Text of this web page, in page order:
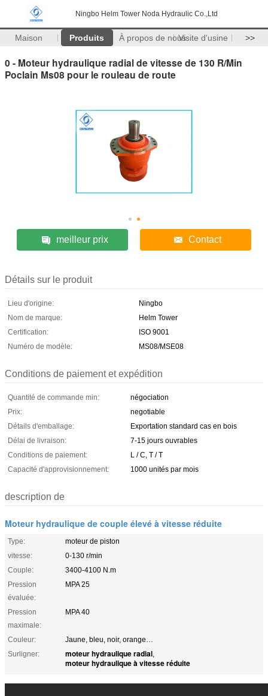
Ningbo Helm Tower Noda Hydraulic Co.,Ltd
Maison Produits À propos de nousVisite d'usine >>
0 - Moteur hydraulique radial de vitesse de 130 R/Min
Poclain Ms08 pour le rouleau de route
meilleur prix Contact
Détails sur le produit
Lieu d'origine:
Ningbo
Nom de marque:
Helm Tower
Certification:
ISO 9001
Numéro de modèle:
MS08/MSE08
Conditions de paiement et expédition
Quantité de commande min:
négociation
Prix:
negotiable
Détails d'emballage:
Exportation standard cas en bois
Délai de livraison:
7-15 jours ouvrables
Conditions de paiement:
L / C, T / T
Capacité d'approvisionnement:
1000 unités par mois
description de
Moteur hydraulique de couple élevé à vitesse réduite
Type:
moteur de piston
vitesse:
0-130 r/min
Couple:
3400-4100 N.m
Pression
évaluée:
MPA 25
Pression
maximale:
MPA 40
Couleur:
Jaune, bleu, noir, orange…
Surligner:
moteur hydraulique radial,
moteur hydraulique à vitesse réduite